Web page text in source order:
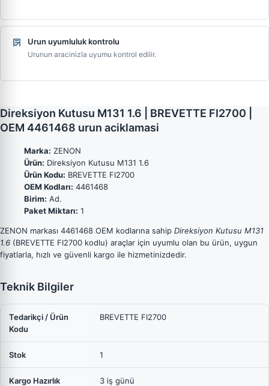
Urun uyumluluk kontrolu
Urunun aracinizla uyumu kontrol edilir.
Direksiyon Kutusu M131 1.6 | BREVETTE FI2700 |
OEM 4461468 urun aciklamasi
Marka: ZENON
Ürün: Direksiyon Kutusu M131 1.6
Ürün Kodu: BREVETTE FI2700
OEM Kodları: 4461468
Birim: Ad.
Paket Miktarı: 1
ZENON markası 4461468 OEM kodlarına sahip Direksiyon Kutusu M131
1.6 (BREVETTE FI2700 kodlu) araçlar için uyumlu olan bu ürün, uygun
fiyatlarla, hızlı ve güvenli kargo ile hizmetinizdedir.
Teknik Bilgiler
Tedarikçi / Ürün
Kodu
BREVETTE FI2700
Stok 1
Kargo Hazırlık 3 iş günü